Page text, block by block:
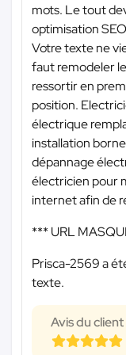
mots. Le tout
optimisation
Votre texte ne
faut remodeler
ressortir en
position.
électrique
installation
dépannage
électricien pour
internet afin de
*** URL
Prisca-2569 a
texte.
Avis du client